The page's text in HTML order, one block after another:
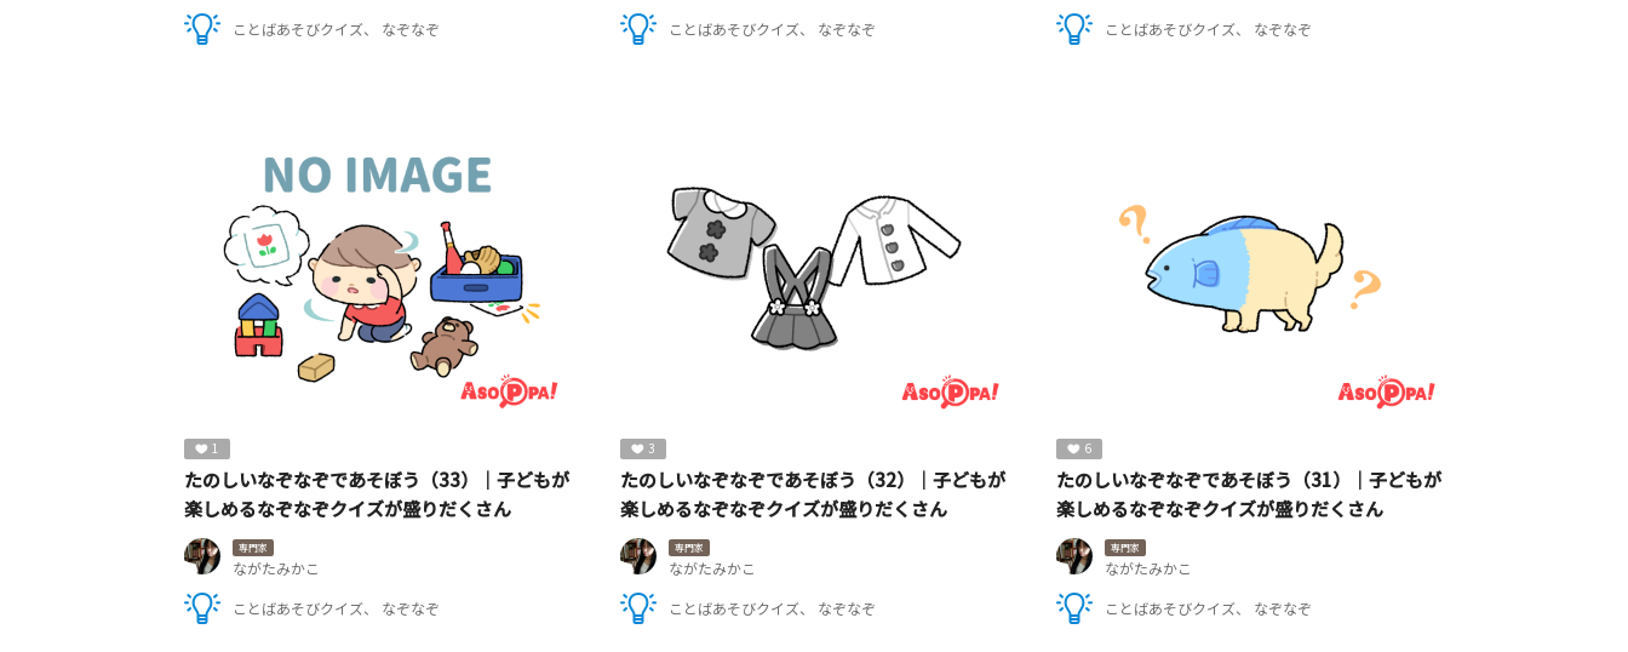
ことばあそびクイズ
なぞなぞ
ことばあそびクイズ
なぞなぞ
ことばあそびクイズ
なぞなぞ
1
たのしいなぞなぞであそぼう（33）｜子どもが
楽しめるなぞなぞクイズが盛りだくさん
専門家
ながたみかこ
ことばあそびクイズ
なぞなぞ
3
たのしいなぞなぞであそぼう（32）｜子どもが
楽しめるなぞなぞクイズが盛りだくさん
専門家
ながたみかこ
ことばあそびクイズ
なぞなぞ
6
たのしいなぞなぞであそぼう（31）｜子どもが
楽しめるなぞなぞクイズが盛りだくさん
専門家
ながたみかこ
ことばあそびクイズ
なぞなぞ